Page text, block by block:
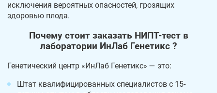
исключения вероятных опасностей, грозящих
здоровью плода.
Почему стоит заказать НИПТ-тест в
лаборатории ИнЛаб Генетикс ?
Генетический центр «ИнЛаб Генетикс» — это:
Штат квалифицированных специалистов с 15-